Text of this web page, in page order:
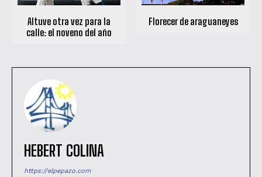
Altuve otra vez para la
calle: el noveno del año
Florecer de araguaneyes
HEBERT COLINA
https://elpepazo.com